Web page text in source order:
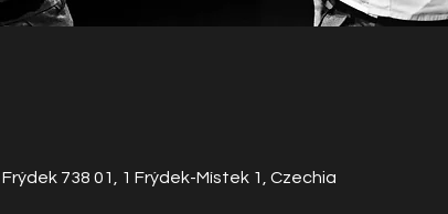
738 01, 1 Frýdek-Místek 1, Czechia